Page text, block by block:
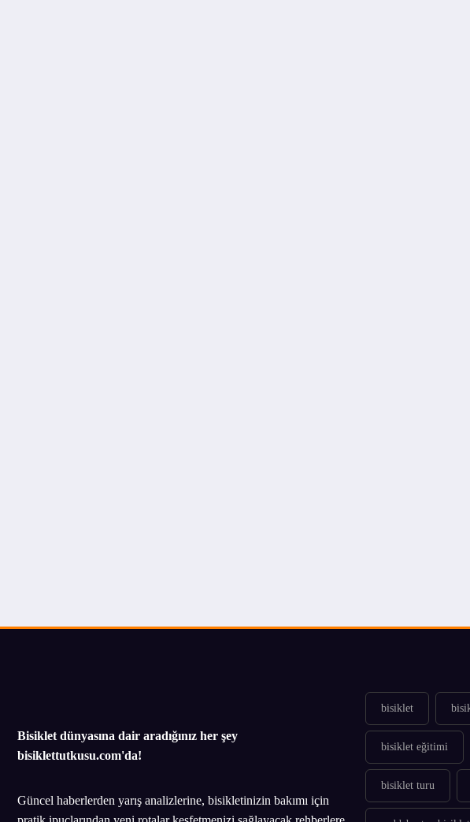
Bisiklet dünyasına dair aradığınız her şey
bisiklettutkusu.com'da!
Güncel haberlerden yarış analizlerine, bisikletinizin bakımı için
bisiklet
bisiklet eğitimi
bisiklet turu